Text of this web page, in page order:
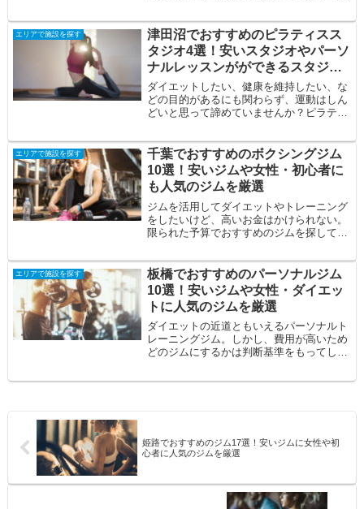
方の悩み...
エリアで施設を探す
津田沼でおすすめのピラティスス
タジオ4選！安いスタジオやパーソ
ナルレッスンがができるスタジオ
を厳選
ダイエットしたい、健康を維持したい、な
どの目的があるにも関わらず、運動はしん
どいと思って諦めていませんか？ピラティ
ジム通い...
エリアで施設を探す
千葉でおすすめのボクシングジム
10選！安いジムや女性・初心者に
も人気のジムを厳選
ジムを活用してダイエットやトレーニング
をしたいけど、高いお金はかけられない。
限られた予算でおすすめのジムを探してい
方の悩み...
エリアで施設を探す
板橋でおすすめのパーソナルジム
10選！安いジムや女性・ダイエッ
トに人気のジムを厳選
ダイエットの近道ともいえるパーソナルト
レーニングジム。しかし、費用が高いため
どのジムにするかは判断基準をもってしっ
回は、板...
姫路でおすすめのジム17選！安いジムに女性や初
心者に人気のジムを厳選